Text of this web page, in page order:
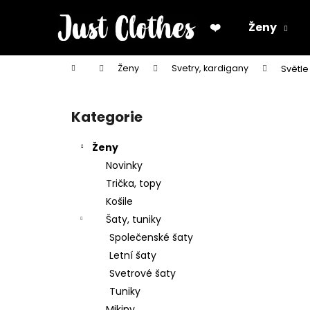
❤️ Ženy
Domů Ženy Svetry, kardigany
Přeskočit
kategorie
Kategorie
Ženy
Novinky
Trička, topy
Košile
Šaty, tuniky
Společenské šaty
Letní šaty
Svetrové šaty
Tuniky
í
Zpět
do
Zpět
do